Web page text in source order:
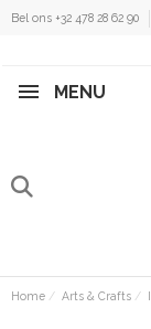
Bel ons +32 478 28 62 90
MENU
Home Arts & Crafts